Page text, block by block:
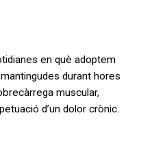
en què adoptem
durant hores
muscular,
d’un dolor crònic.